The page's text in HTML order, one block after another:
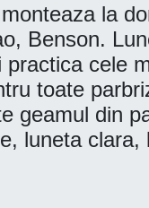
la
Benson.
cele
toate
geamul din
luneta